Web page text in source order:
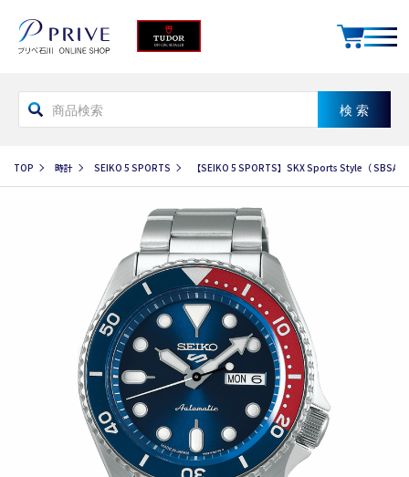
TOP 時計 SEIKO 5 SPORTS 【SEIKO 5 SPORTS】SKX Sports Style（